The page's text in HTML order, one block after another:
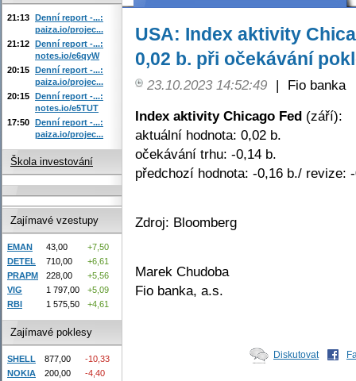
USA: Index aktivity
0,02 b. při očekávání
23.10.2023 14:52:49 |
Fio banka
Index aktivity Chicago Fed (září):
aktuální hodnota: 0,02 b.
očekávání trhu: -0,14 b.
předchozí hodnota: -0,16 b./ revize:
Zdroj: Bloomberg
Marek Chudoba
Fio banka, a.s.
Diskutovat
21:13 Denní report -...:
paiza.io/projec...
21:12 Denní report -...:
notes.io/e6qyW
20:15 Denní report -...:
paiza.io/projec...
20:15 Denní report -...:
notes.io/e5TUT
17:50 Denní report -...:
paiza.io/projec...
Škola investování
Zajímavé vzestupy
EMAN 43,00
+7,50
DETEL
710,00
+6,61
PRAPM
228,00
+5,56
VIG
1 797,00
+5,09
RBI
1 575,50 +4,61
Zajímavé poklesy
SHELL 877,00
-10,33
NOKIA
200,00
-4,40